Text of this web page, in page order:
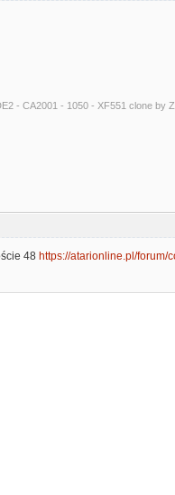
- CA2001 - 1050 - XF551 clone by
48 https://atarionline.pl/forum/